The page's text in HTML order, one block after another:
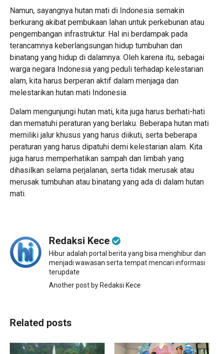
Namun, sayangnya hutan mati di Indonesia semakin
berkurang akibat pembukaan lahan untuk perkebunan atau
pengembangan infrastruktur. Hal ini berdampak pada
terancamnya keberlangsungan hidup tumbuhan dan
binatang yang hidup di dalamnya. Oleh karena itu, sebagai
warga negara Indonesia yang peduli terhadap kelestarian
alam, kita harus berperan aktif dalam menjaga dan
melestarikan hutan mati Indonesia.
Dalam mengunjungi hutan mati, kita juga harus berhati-hati
dan mematuhi peraturan yang berlaku. Beberapa hutan mati
memiliki jalur khusus yang harus diikuti, serta beberapa
peraturan yang harus dipatuhi demi kelestarian alam. Kita
juga harus memperhatikan sampah dan limbah yang
dihasilkan selama perjalanan, serta tidak merusak atau
merusak tumbuhan atau binatang yang ada di dalam hutan
mati.
Redaksi Kece
Hibur adalah portal berita yang bisa menghibur dan
menjadi wawasan serta tempat mencari informasi
terupdate
Another post by Redaksi Kece
Related posts